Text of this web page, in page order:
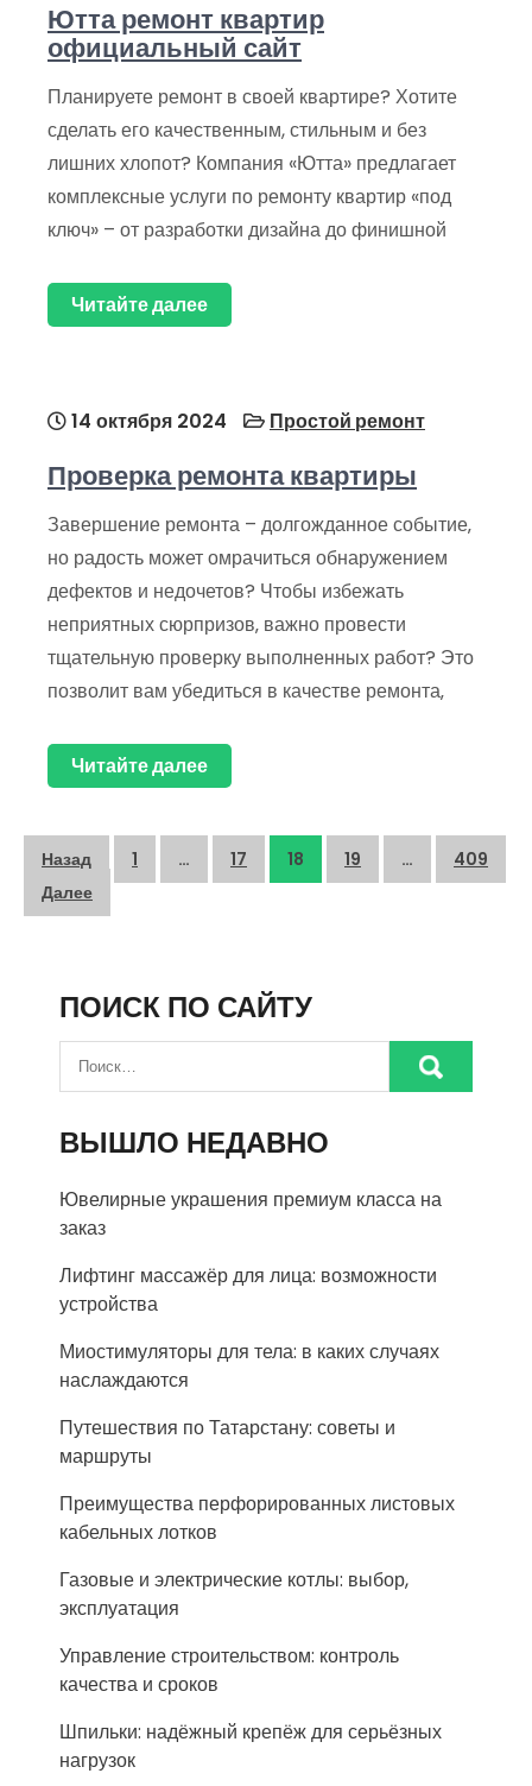
Ютта ремонт квартир
официальный сайт
Планируете ремонт в своей квартире? Хотите
сделать его качественным, стильным и без
лишних хлопот? Компания «Ютта» предлагает
комплексные услуги по ремонту квартир «под
ключ» – от разработки дизайна до финишной
Читайте далее
14 октября 2024 Простой ремонт
Проверка ремонта квартиры
Завершение ремонта – долгожданное событие‚
но радость может омрачиться обнаружением
дефектов и недочетов? Чтобы избежать
неприятных сюрпризов‚ важно провести
тщательную проверку выполненных работ? Это
позволит вам убедиться в качестве ремонта‚
Читайте далее
Пагинация
записей
Назад 1 … 17 18 19 …
409
Далее
ПОИСК ПО САЙТУ
ВЫШЛО НЕДАВНО
Ювелирные украшения премиум класса на
заказ
Лифтинг массажёр для лица: возможности
устройства
Миостимуляторы для тела: в каких случаях
наслаждаются
Путешествия по Татарстану: советы и
маршруты
Преимущества перфорированных листовых
кабельных лотков
Газовые и электрические котлы: выбор,
эксплуатация
Управление строительством: контроль
качества и сроков
Шпильки: надёжный крепёж для серьёзных
нагрузок